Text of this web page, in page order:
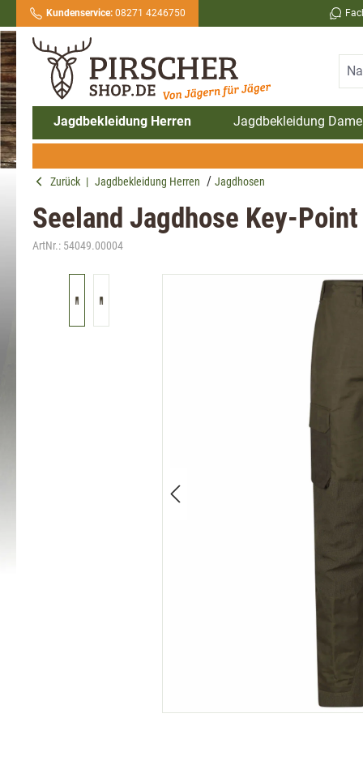
Zur Hauptnavigation springen
Kundenservice:08271 4246750
Jagdbekleidung Herren Jagdbekleidung
Zurück | Jagdbekleidung Herren Jagdhosen
Seeland Jagdhose Key-
ArtNr.: 54049.00004